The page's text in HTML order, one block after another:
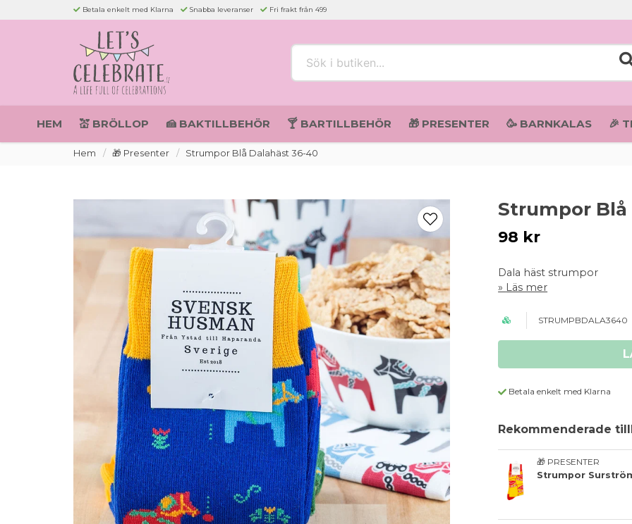
Betala enkelt med Klarna Snabba leveranser Fri frakt från 499
HEM 💒 BRÖLLOP 🍰 BAKTILLBEHÖR 🍸 BARTILLBEHÖR 🎁 PRESENTER 🥳 BARNKALAS 🎉
Hem 🎁 Presenter Strumpor Blå Dalahäst 36-40
Strumpor Blå
98 kr
Dala häst strumpor
Läs mer
STRUMPBDALA3640
Betala enkelt med Klarna
Rekommenderade
🎁 PRESENTER
Strumpor